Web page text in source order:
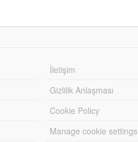
İletişim
Gizlilik Anlaşması
Cookie Policy
Manage cookie settings